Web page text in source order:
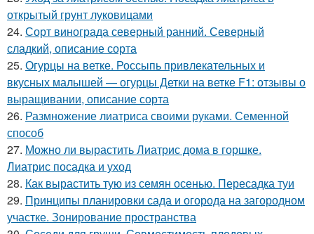
открытый грунт луковицами
24. Сорт винограда северный ранний. Северный
сладкий, описание сорта
25. Огурцы на ветке. Россыпь привлекательных и
вкусных малышей — огурцы Детки на ветке F1: отзывы о
выращивании, описание сорта
26. Размножение лиатриса своими руками. Семенной
способ
27. Можно ли вырастить Лиатрис дома в горшке.
Лиатрис посадка и уход
28. Как вырастить тую из семян осенью. Пересадка туи
29. Принципы планировки сада и огорода на загородном
участке. Зонирование пространства